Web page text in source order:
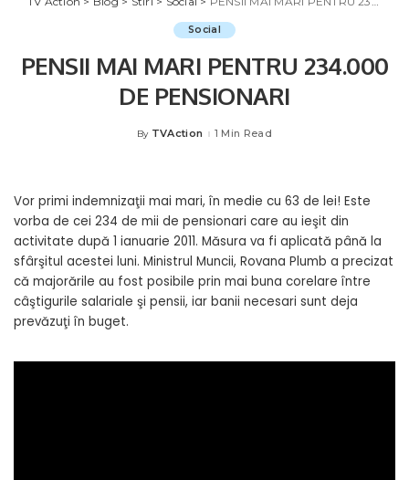
Social
PENSII MAI MARI PENTRU 234.000
DE PENSIONARI
Posted
By TVAction 1 Min Read
Vor primi indemnizaţii mai mari, în medie cu 63 de lei! Este
vorba de cei 234 de mii de pensionari care au ieşit din
activitate după 1 ianuarie 2011. Măsura va fi aplicată până la
sfârşitul acestei luni. Ministrul Muncii, Rovana Plumb a precizat
că majorările au fost posibile prin mai buna corelare între
câştigurile salariale şi pensii, iar banii necesari sunt deja
prevăzuţi în buget.